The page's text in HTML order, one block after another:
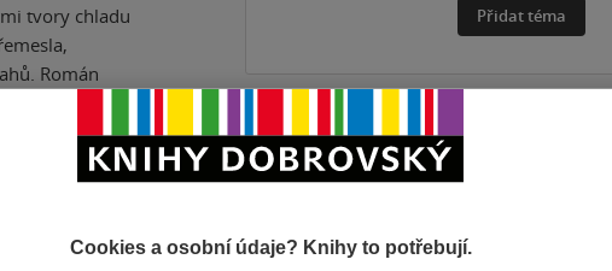
tvory chladu
Román
jeden z
Přidat téma
Cookies a osobní údaje? Knihy to potřebují.